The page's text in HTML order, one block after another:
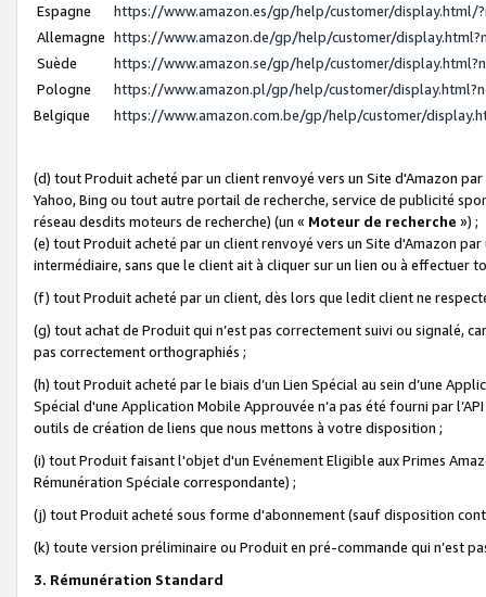
Espagne
https://www.amazon.es/gp/help/customer/display.html/
Allemagne https://www.amazon.de/gp/help/customer/
Suède
https://www.amazon.se/gp/help/customer/
Pologne
https://www.amazon.pl/gp/help/customer/
Belgique
https://www.amazon.com.be/gp/help/customer/
(d) tout Produit acheté par un client renvoyé vers un Site d'Amazon
Yahoo, Bing ou tout autre portail de recherche, service de publicité
réseau desdits moteurs de recherche) (un « Moteur de recherche ») ;
(e) tout Produit acheté par un client renvoyé vers un Site d'Amazon
intermédiaire, sans que le client ait à cliquer sur un lien ou à
(f) tout Produit acheté par un client, dès lors que ledit client ne
(g) tout achat de Produit qui n’est pas correctement suivi ou signalé,
pas correctement orthographiés ;
(h) tout Produit acheté par le biais d’un Lien Spécial au sein d’une
Spécial d'une Application Mobile Approuvée n’a pas été fourni par
outils de création de liens que nous mettons à votre disposition ;
(i) tout Produit faisant l'objet d'un Evénement Eligible aux Primes
Rémunération Spéciale correspondante) ;
(j) tout Produit acheté sous forme d'abonnement (sauf disposition
(k) toute version préliminaire ou Produit en pré-commande qui n’est
3. Rémunération Standard